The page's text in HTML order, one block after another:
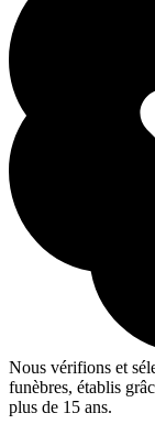
Nous vérifions et
funèbres, établis
plus de 15 ans.